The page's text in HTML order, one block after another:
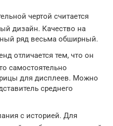
чертой считается
дизайн. Качество на
ряд весьма обширный.
отличается тем, что он
самостоятельно
для дисплеев. Можно
среднего
с историей. Для